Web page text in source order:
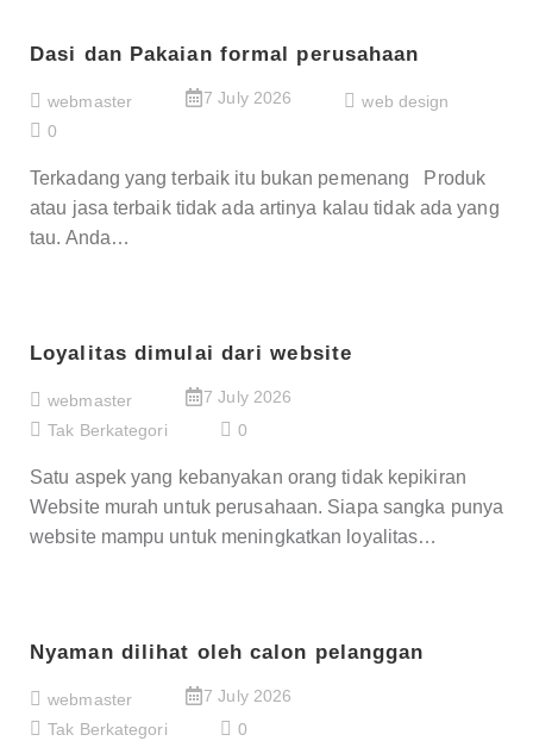
Dasi dan Pakaian formal perusahaan
webmaster 7 July 2026
web design
0
Terkadang yang terbaik itu bukan pemenang Produk
atau jasa terbaik tidak ada artinya kalau tidak ada yang
tau. Anda…
Loyalitas dimulai dari website
webmaster
7 July 2026
Tak Berkategori
0
Satu aspek yang kebanyakan orang tidak kepikiran
Website murah untuk perusahaan. Siapa sangka punya
website mampu untuk meningkatkan loyalitas…
Nyaman dilihat oleh calon pelanggan
webmaster
7 July 2026
Tak Berkategori
0